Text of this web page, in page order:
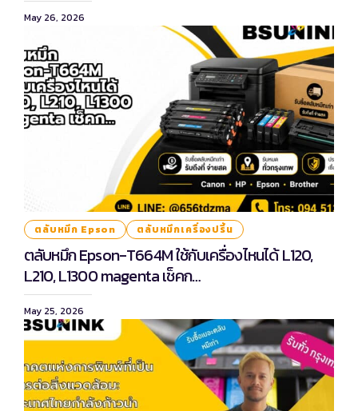
May 26, 2026
ตลับหมึก Epson ตลับหมึกเครื่องปริ้น
ตลับหมึก Epson-T664M ใช้กับเครื่องไหนได้ L120,
L210, L1300 magenta เช็คก…
May 25, 2026